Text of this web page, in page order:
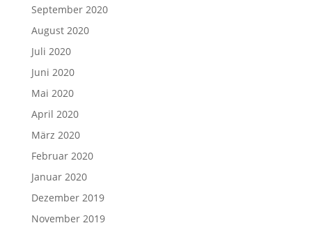
September 2020
August 2020
Juli 2020
Juni 2020
Mai 2020
April 2020
März 2020
Februar 2020
Januar 2020
Dezember 2019
November 2019